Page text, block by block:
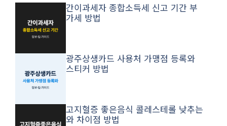
간이과세자 종합소득세 신고 기간 부
가세 방법
광주상생카드 사용처 가맹점 등록와
스티커 방법
고지혈증 좋은음식 콜레스테롤 낮추는
와 차이점 방법